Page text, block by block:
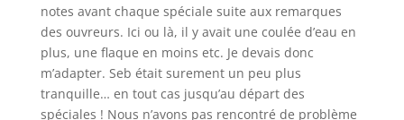
notes avant chaque spéciale suite aux remarques
des ouvreurs. Ici ou là, il y avait une coulée d’eau en
plus, une flaque en moins etc. Je devais donc
m’adapter. Seb était surement un peu plus
tranquille… en tout cas jusqu’au départ des
spéciales ! Nous n’avons pas rencontré de problème